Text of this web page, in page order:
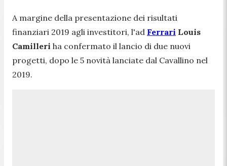
A margine della presentazione dei risultati
finanziari 2019 agli investitori, l'ad Ferrari Louis
Camilleri ha confermato il lancio di due nuovi
progetti, dopo le 5 novità lanciate dal Cavallino nel
2019.